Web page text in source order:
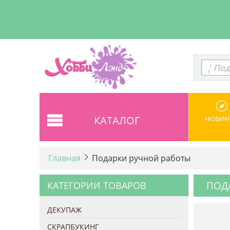
¦
¦
КАТАЛОГ
Главная Подарки ручной работы
КАТЕГОРИИ ТОВАРОВ
ДЕКУПАЖ
СКРАПБУКИНГ